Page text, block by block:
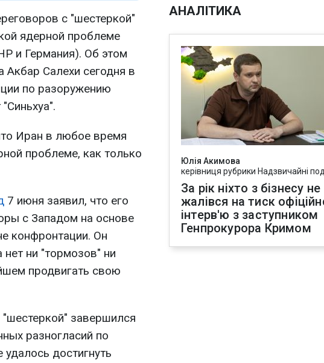
с "шестеркой"
ядерной проблеме
и Германия). Об этом
Акбар Салехи сегодня в
по разоружению
Иран в любое время
проблеме, как только
7 июня заявил, что его
с Западом на основе
конфронтации. Он
нет ни "тормозов" ни
продвигать свою
завершился
разногласий по
достигнуть
АНАЛІТИКА
Юлія Акимова
керівниця рубрики Надзвичайні
За рік ніхто з бізнесу не
жалівся на тиск
інтерв'ю з заступником
Генпрокурора Кримом